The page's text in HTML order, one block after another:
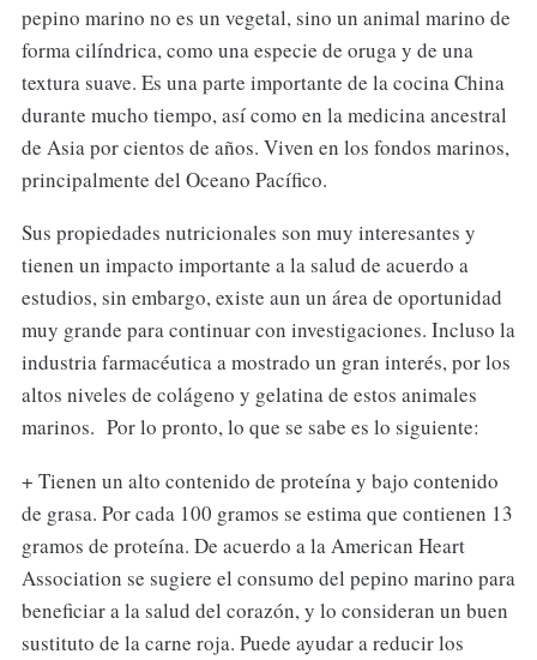
pepino marino no es un vegetal, sino un animal marino de
forma cilíndrica, como una especie de oruga y de una
textura suave. Es una parte importante de la cocina China
durante mucho tiempo, así como en la medicina ancestral
de Asia por cientos de años. Viven en los fondos marinos,
principalmente del Oceano Pacífico.
Sus propiedades nutricionales son muy interesantes y
tienen un impacto importante a la salud de acuerdo a
estudios, sin embargo, existe aun un área de oportunidad
muy grande para continuar con investigaciones. Incluso la
industria farmacéutica a mostrado un gran interés, por los
altos niveles de colágeno y gelatina de estos animales
marinos. Por lo pronto, lo que se sabe es lo siguiente:
+ Tienen un alto contenido de proteína y bajo contenido
de grasa. Por cada 100 gramos se estima que contienen 13
gramos de proteína. De acuerdo a la American Heart
Association se sugiere el consumo del pepino marino para
beneficiar a la salud del corazón, y lo consideran un buen
sustituto de la carne roja. Puede ayudar a reducir los